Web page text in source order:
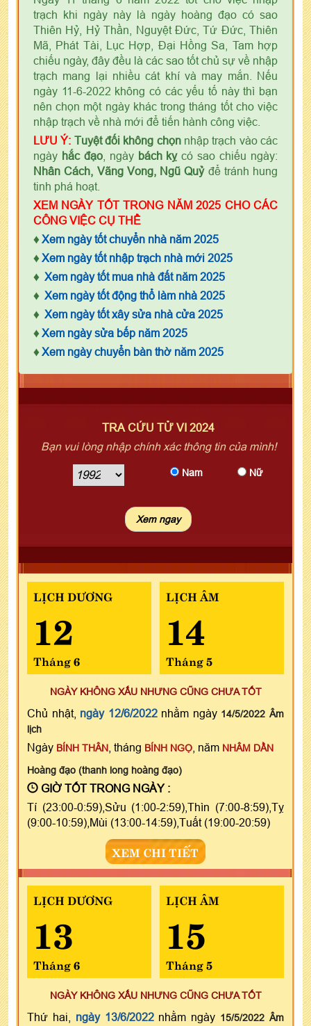
trạch khi ngày này là ngày hoàng đạo có sao
Thiên Hỷ, Hỷ Thần, Nguyệt Đức, Tứ Đức, Thiên
Mã, Phát Tài, Lục Hợp, Đại Hồng Sa, Tam hợp
chiếu ngày, đây đều là các sao tốt chủ sự về nhập
trạch mang lại nhiều cát khí và may mắn. Nếu
ngày 11-6-2022 không có các yếu tố này thì bạn
nên chọn một ngày khác trong tháng tốt cho việc
nhập trạch về nhà mới để tiến hành công việc.
LƯU Ý: Tuyệt đối không chọnnhập trạch vào các
ngày hắc đạo, ngày bách kỵcó sao chiếu ngày:
Nhân Cách, Vãng Vong, Ngũ Quỷđể tránh hung
tinh phá hoạt.
XEM NGÀY TỐT TRONG NĂM 2025 CHO CÁC
CÔNG VIỆC CỤ THỂ
♦ Xem ngày tốt chuyển nhà năm 2025
♦ Xem ngày tốt nhập trạch nhà mới 2025
♦ Xem ngày tốt mua nhà đất năm 2025
♦ Xem ngày tốt động thổ làm nhà 2025
♦ Xem ngày tốt xây sửa nhà cửa 2025
♦ Xem ngày sửa bếp năm 2025
♦ Xem ngày chuyển bàn thờ năm 2025
TRA CỨU TỬ VI 2024
Bạn vui lòng nhập chính xác thông tin của mình!
Nam Nữ
LỊCH DƯƠNG
12
Tháng 6
LỊCH ÂM
14
Tháng 5
NGÀY KHÔNG XẤU NHƯNG CŨNG CHƯA TỐT
Chủ nhật, ngày 12/6/2022nhằm ngày 14/5/2022 Âm
lịch
Ngày BÍNH THÂN , tháng BÍNH NGỌ , năm NHÂM DẦN
Hoàng đạo (thanh long hoàng đạo)
GIỜ TỐT TRONG NGÀY :
Tí (23:00-0:59),Sửu (1:00-2:59),Thìn (7:00-8:59),Tỵ
(9:00-10:59),Mùi (13:00-14:59),Tuất (19:00-20:59)
XEM CHI TIẾT
LỊCH DƯƠNG
13
Tháng 6
LỊCH ÂM
15
Tháng 5
NGÀY KHÔNG XẤU NHƯNG CŨNG CHƯA TỐT
Thứ hai, ngày 13/6/2022nhằm ngày 15/5/2022 Âm